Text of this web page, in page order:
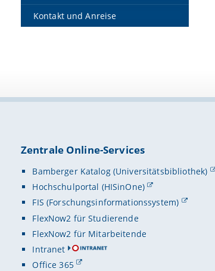
Kontakt und Anreise
Zentrale Online-Services
Bamberger Katalog (Universitätsbibliothek)
Hochschulportal (HISinOne)
FIS (Forschungsinformationssystem)
FlexNow2 für Studierende
FlexNow2 für Mitarbeitende
Intranet
Office 365